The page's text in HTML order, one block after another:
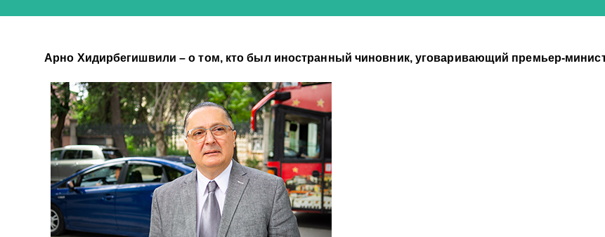
Арно Хидирбегишвили – о том, кто был иностранный чиновник, уговаривающий премьер-